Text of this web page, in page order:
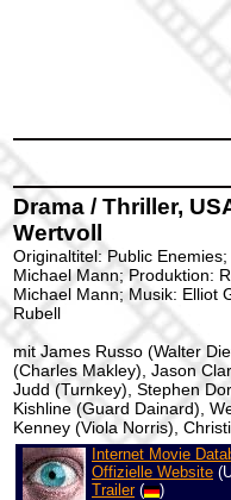
Drama / Thriller,
Wertvoll
Originaltitel: Public
Michael Mann; Produktion:
Michael Mann; Musik: Elliot
Rubell
mit James Russo (Walter
(Charles Makley), Jason
Judd (Turnkey), Stephen
Kishline (Guard Dainard),
Kenney (Viola Norris),
Internet Movie
Offizielle Website
Trailer( )